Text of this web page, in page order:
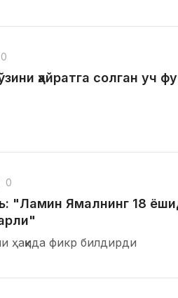
0
ҳайратга солган уч
0
"Ламин Ямалнинг 18
ҳақида фикр билдирди